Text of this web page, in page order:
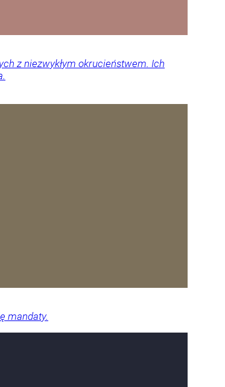
z niezwykłym okrucieństwem. Ich
mandaty.